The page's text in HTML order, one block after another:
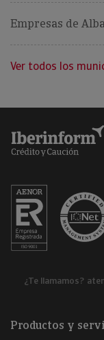
Empresas de
Ver todos los
¿Te llamamos?
Productos y